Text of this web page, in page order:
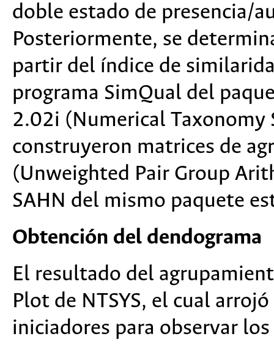
doble estado de presencia/
Posteriormente, se
partir del índice de
programa SimQual del
2.02i (Numerical Taxonomy
construyeron matrices de
(Unweighted Pair Group
SAHN del mismo paquete
Obtención del dendograma
El resultado del
Plot de NTSYS, el cual
iniciadores para observar